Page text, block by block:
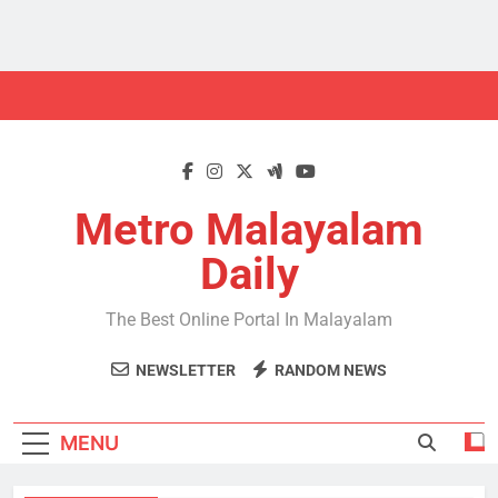
Metro Malayalam
Daily
The Best Online Portal In Malayalam
NEWSLETTER RANDOM NEWS
MENU